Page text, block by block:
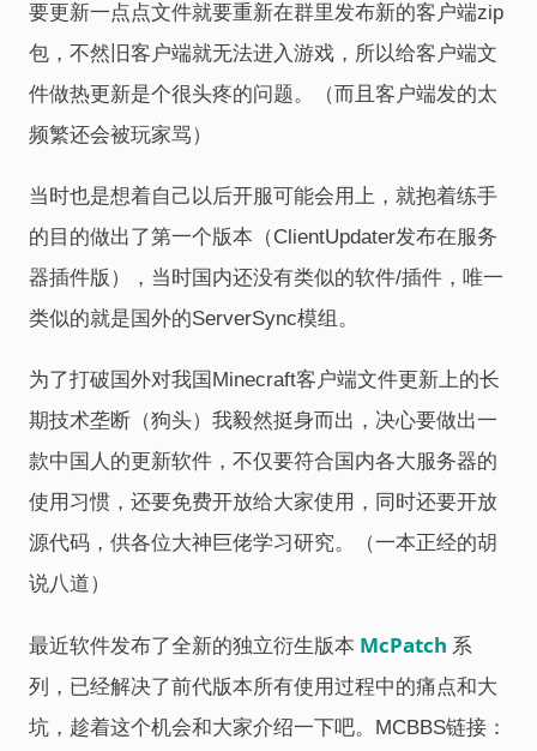
要更新一点点文件就要重新在群里发布新的客户端zip
包，不然旧客户端就无法进入游戏，所以给客户端文
件做热更新是个很头疼的问题。（而且客户端发的太
频繁还会被玩家骂）
当时也是想着自己以后开服可能会用上，就抱着练手
的目的做出了第一个版本（ClientUpdater发布在服务
器插件版），当时国内还没有类似的软件/插件，唯一
类似的就是国外的ServerSync模组。
为了打破国外对我国Minecraft客户端文件更新上的长
期技术垄断（狗头）我毅然挺身而出，决心要做出一
款中国人的更新软件，不仅要符合国内各大服务器的
使用习惯，还要免费开放给大家使用，同时还要开放
源代码，供各位大神巨佬学习研究。（一本正经的胡
说八道）
最近软件发布了全新的独立衍生版本 McPatch 系
列，已经解决了前代版本所有使用过程中的痛点和大
坑，趁着这个机会和大家介绍一下吧。MCBBS链接：